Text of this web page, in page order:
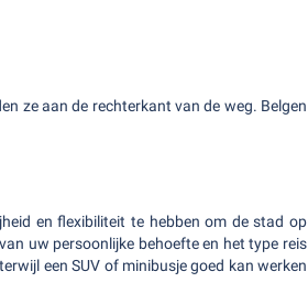
ze aan de rechterkant van de weg. Belgen
en flexibiliteit te hebben om de stad op
uw persoonlijke behoefte en het type reis
een SUV of minibusje goed kan werken